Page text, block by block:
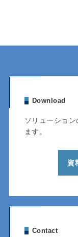
Download
ソリューショ
ます。
資
Contact